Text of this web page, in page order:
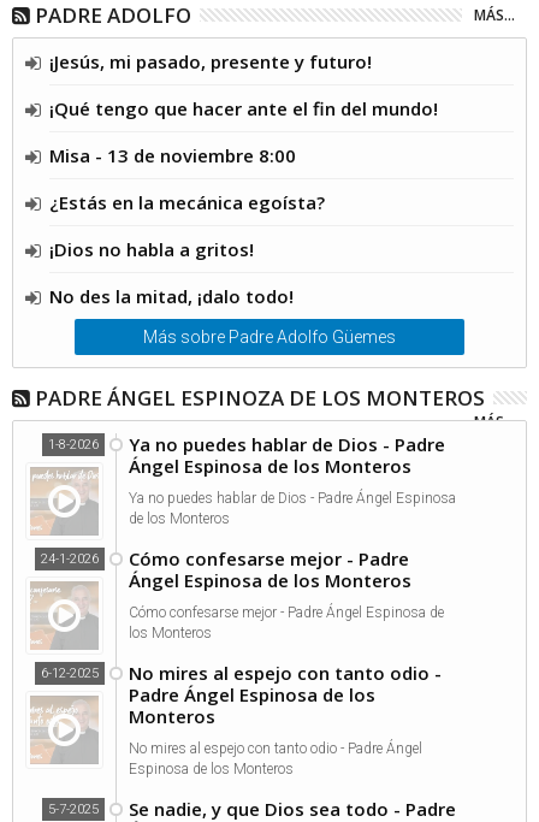
PADRE ADOLFO MÁS...
¡Jesús, mi pasado, presente y futuro!
¡Qué tengo que hacer ante el fin del mundo!
Misa - 13 de noviembre 8:00
¿Estás en la mecánica egoísta?
¡Dios no habla a gritos!
No des la mitad, ¡dalo todo!
Más sobre Padre Adolfo Güemes
PADRE ÁNGEL ESPINOZA DE LOS MONTEROS
MÁS...
Ya no puedes hablar de Dios - Padre
Ángel Espinosa de los Monteros
1-8-2026
Ya no puedes hablar de Dios - Padre Ángel Espinosa
de los Monteros
Cómo confesarse mejor - Padre
Ángel Espinosa de los Monteros
24-1-2026
Cómo confesarse mejor - Padre Ángel Espinosa de
los Monteros
No mires al espejo con tanto odio -
Padre Ángel Espinosa de los
Monteros
6-12-2025
No mires al espejo con tanto odio - Padre Ángel
Espinosa de los Monteros
Se nadie, y que Dios sea todo - Padre
5-7-2025